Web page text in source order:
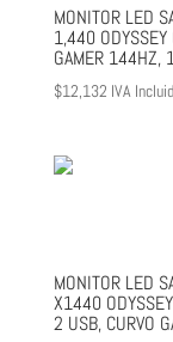
MONITOR LED
1,440 ODYSSEY
GAMER 144HZ,
$12,132 IVA
MONITOR LED
X1440
2 USB, CURVO